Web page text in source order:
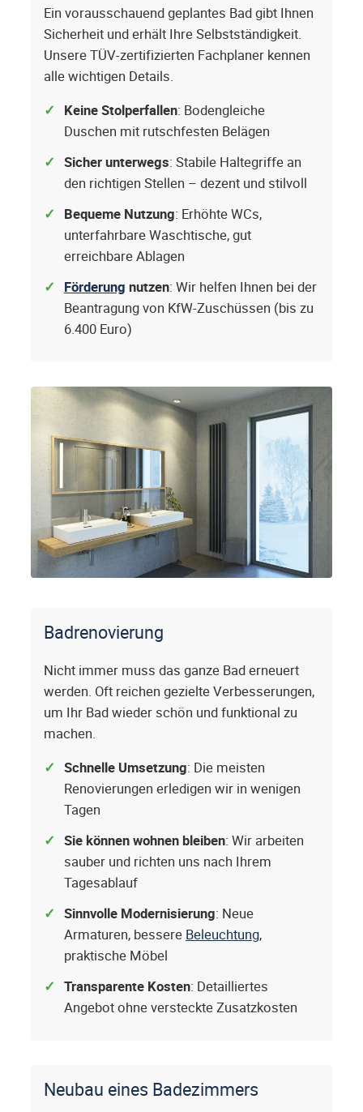
Ein vorausschauend geplantes Bad gibt Ihnen
Sicherheit und erhält Ihre Selbstständigkeit.
Unsere TÜV-zertifizierten Fachplaner kennen
alle wichtigen Details.
Keine Stolperfallen: Bodengleiche
Duschen mit rutschfesten Belägen
Sicher unterwegs: Stabile Haltegriffe an
den richtigen Stellen – dezent und stilvoll
Bequeme Nutzung: Erhöhte WCs,
unterfahrbare Waschtische, gut
erreichbare Ablagen
Förderung nutzen: Wir helfen Ihnen bei der
Beantragung von KfW-Zuschüssen (bis zu
6.400 Euro)
Badrenovierung
Nicht immer muss das ganze Bad erneuert
werden. Oft reichen gezielte Verbesserungen,
um Ihr Bad wieder schön und funktional zu
machen.
Schnelle Umsetzung: Die meisten
Renovierungen erledigen wir in wenigen
Tagen
Sie können wohnen bleiben: Wir arbeiten
sauber und richten uns nach Ihrem
Tagesablauf
Sinnvolle Modernisierung: Neue
Armaturen, bessere Beleuchtung,
praktische Möbel
Transparente Kosten: Detailliertes
Angebot ohne versteckte Zusatzkosten
Neubau eines Badezimmers